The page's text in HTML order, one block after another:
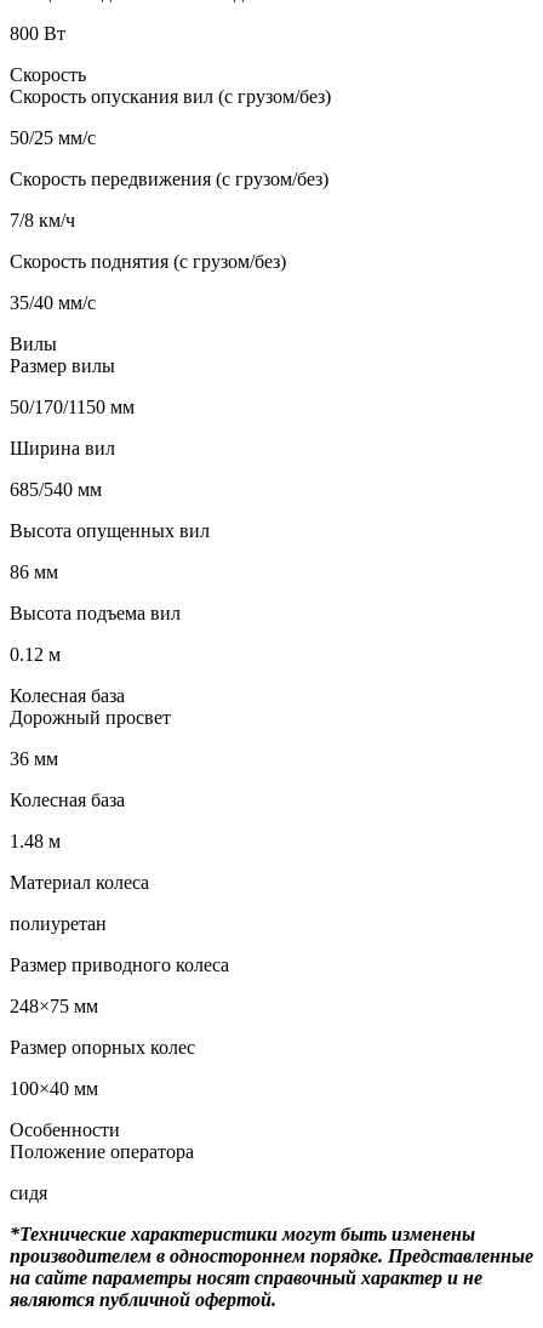
800 Вт
Скорость
Скорость опускания вил (с грузом/без)
50/25 мм/с
Скорость передвижения (с грузом/без)
7/8 км/ч
Скорость поднятия (с грузом/без)
35/40 мм/с
Вилы
Размер вилы
50/170/1150 мм
Ширина вил
685/540 мм
Высота опущенных вил
86 мм
Высота подъема вил
0.12 м
Колесная база
Дорожный просвет
36 мм
Колесная база
1.48 м
Материал колеса
полиуретан
Размер приводного колеса
248×75 мм
Размер опорных колес
100×40 мм
Особенности
Положение оператора
сидя
*Технические характеристики могут быть изменены
производителем в одностороннем порядке. Представленные
на сайте параметры носят справочный характер и не
являются публичной офертой.